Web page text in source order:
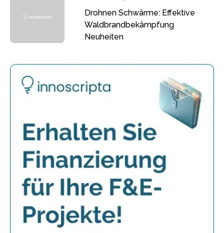
Drohnen Schwärme: Effektive
Waldbrandbekämpfung
Neuheiten